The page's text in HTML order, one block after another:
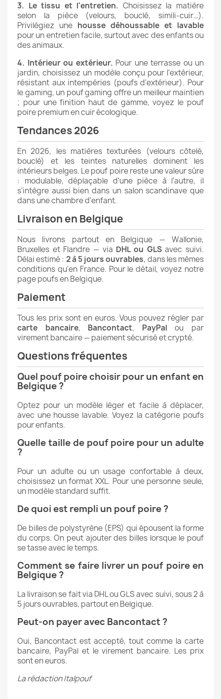
3. Le tissu et l'entretien. Choisissez la matière
selon la pièce (velours, bouclé, simili-cuir…).
Privilégiez une housse déhoussable et lavable
pour un entretien facile, surtout avec des enfants ou
des animaux.
4. Intérieur ou extérieur. Pour une terrasse ou un
jardin, choisissez un modèle conçu pour l'extérieur,
résistant aux intempéries (poufs d'extérieur). Pour
le gaming, un pouf gaming offre un meilleur maintien
; pour une finition haut de gamme, voyez le pouf
poire premium en cuir écologique.
Tendances 2026
En 2026, les matières texturées (velours côtelé,
bouclé) et les teintes naturelles dominent les
intérieurs belges. Le pouf poire reste une valeur sûre
: modulable, déplaçable d'une pièce à l'autre, il
s'intègre aussi bien dans un salon scandinave que
dans une chambre d'enfant.
Livraison en Belgique
Nous livrons partout en Belgique — Wallonie,
Bruxelles et Flandre — via DHL ou GLSavec suivi.
Délai estimé : 2 à 5 jours ouvrables, dans les mêmes
conditions qu'en France. Pour le détail, voyez notre
pagepoufs en Belgique.
Paiement
Tous les prix sont en euros. Vous pouvez régler par
carte bancaire, Bancontact, PayPal ou par
virement bancaire — paiement sécurisé et crypté.
Questions fréquentes
Quel pouf poire choisir pour un enfant en
Belgique ?
Optez pour un modèle léger et facile à déplacer,
avec une housse lavable. Voyez la catégorie poufs
pour enfants.
Quelle taille de pouf poire pour un adulte
?
Pour un adulte ou un usage confortable à deux,
choisissez un format XXL. Pour une personne seule,
un modèle standard suffit.
De quoi est rempli un pouf poire ?
De billes de polystyrène (EPS) qui épousent la forme
du corps. On peut ajouter des billes lorsque le pouf
se tasse avec le temps.
Comment se faire livrer un pouf poire en
Belgique ?
La livraison se fait via DHL ou GLS avec suivi, sous 2 à
5 jours ouvrables, partout en Belgique.
Peut-on payer avec Bancontact ?
Oui, Bancontact est accepté, tout comme la carte
bancaire, PayPal et le virement bancaire. Les prix
sont en euros.
La rédaction Italpouf